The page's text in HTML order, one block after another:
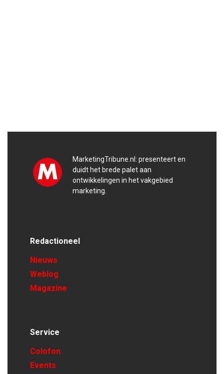
MarketingTribune.nl: presenteert en
duidt het brede palet aan
ontwikkelingen in het vakgebied
marketing.
Redactioneel
Nieuws
Weblog
Magazine
Service
Colofon
Events